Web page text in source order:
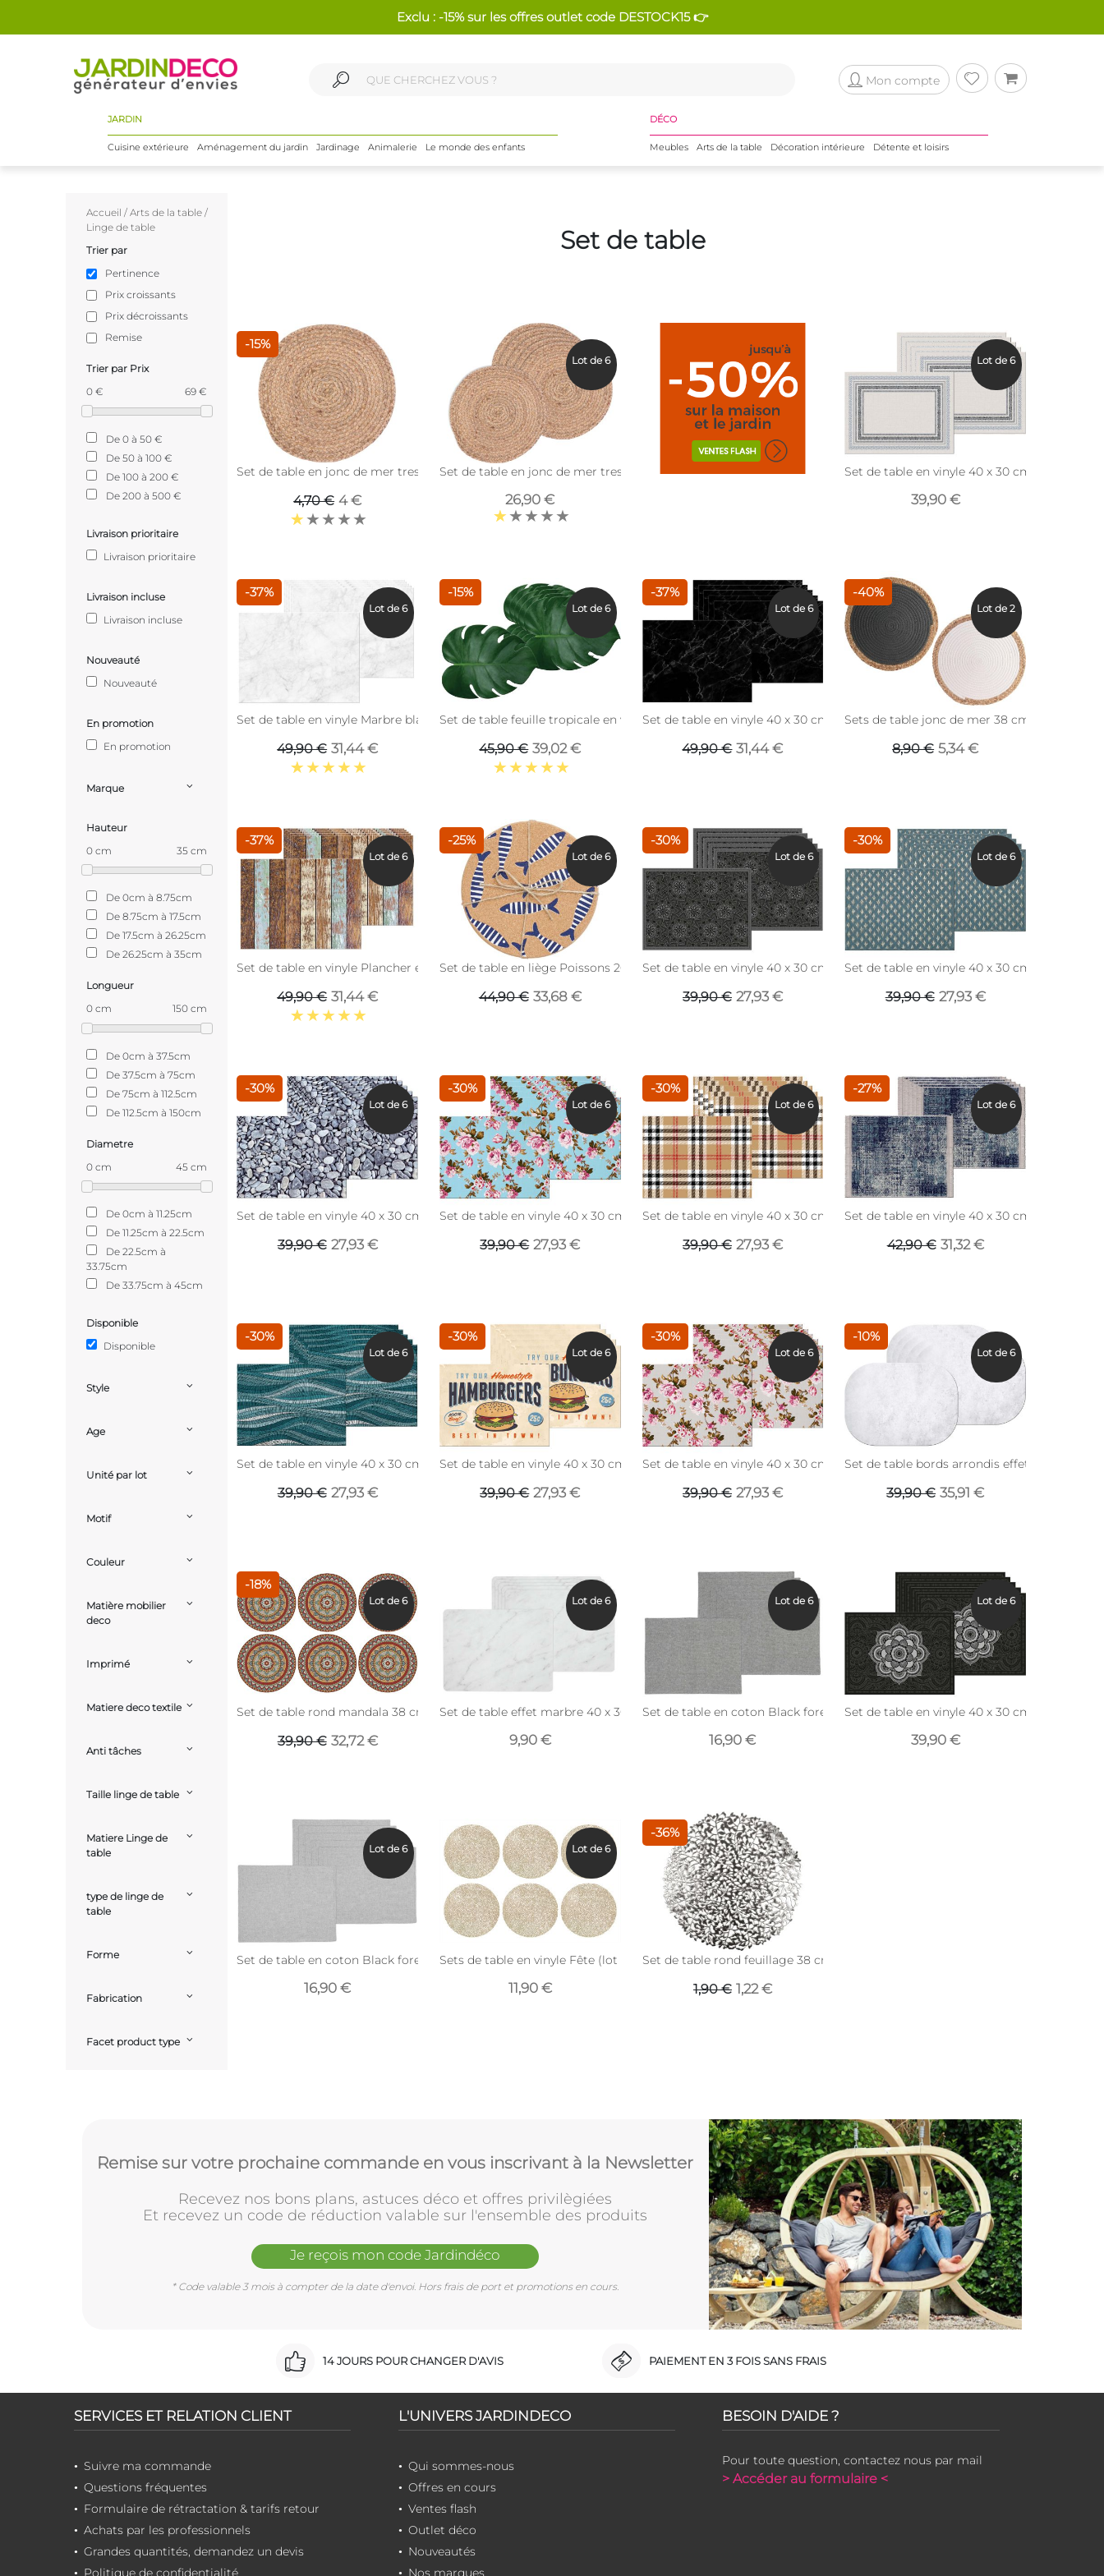
Exclu : -15% sur les offres outlet code DESTOCK15 👉
Mon compte
JARDIN
Cuisine extérieure Aménagement du jardin Jardinage Animalerie Le monde des enfants
DÉCO
Meubles Arts de la table Décoration intérieure Détente et loisirs
Accueil / Arts de la table /
Linge de table
Trier par
Pertinence
Prix croissants
Prix décroissants
Remise
Trier par Prix
0 €
69 €
De 0 à 50 €
De 50 à 100 €
De 100 à 200 €
De 200 à 500 €
Livraison prioritaire
Livraison prioritaire
Livraison incluse
Livraison incluse
Nouveauté
Nouveauté
En promotion
En promotion
Marque
Hauteur
0 cm
35 cm
De 0cm à 8.75cm
De 8.75cm à 17.5cm
De 17.5cm à 26.25cm
De 26.25cm à 35cm
Longueur
0 cm
150 cm
De 0cm à 37.5cm
De 37.5cm à 75cm
De 75cm à 112.5cm
De 112.5cm à 150cm
Diametre
0 cm
45 cm
De 0cm à 11.25cm
De 11.25cm à 22.5cm
De 22.5cm à
33.75cm
De 33.75cm à 45cm
Disponible
Disponible
Style
Age
Unité par lot
Motif
Couleur
Matière mobilier
deco
Imprimé
Matiere deco textile
Anti tâches
Taille linge de table
Matiere Linge de
table
type de linge de
table
Forme
Fabrication
Facet product type
Set de table
-15%
Set de table en jonc de mer tressé (Unitaire)
4,70 € 4 €
Set de table en jonc de mer tressé (Lot de 6)
26,90 €
Lot de 6
Set de table en vinyle 40 x 30 cm (Lot de 6)
39,90 €
Lot de 6
-37%
Set de table en vinyle Marbre blanc (Lot de 6)
49,90 € 31,44 €
Lot de 6
-15%
Set de table feuille tropicale en vinyle 44 x 34 cm (Lot de 6)
45,90 € 39,02 €
Lot de 6
-37%
Set de table en vinyle 40 x 30 cm (Lot de 6) (Marbre noir)
49,90 € 31,44 €
Lot de 6
-40%
Sets de table jonc de mer 38 cm (Lot de 2)
8,90 € 5,34 €
Lot de 2
-37%
Set de table en vinyle Plancher en bois (Lot de 6)
49,90 € 31,44 €
Lot de 6
-25%
Set de table en liège Poissons 20 cm (Lot de 6)
44,90 € 33,68 €
Lot de 6
-30%
Set de table en vinyle 40 x 30 cm (Lot de 6) (Mandala noir)
39,90 € 27,93 €
Lot de 6
-30%
Set de table en vinyle 40 x 30 cm (Lot de 6)
39,90 € 27,93 €
Lot de 6
-30%
Set de table en vinyle 40 x 30 cm (Lot de 6) (Galets)
39,90 € 27,93 €
Lot de 6
-30%
Set de table en vinyle 40 x 30 cm (Lot de 6) (Roses fond bleu)
39,90 € 27,93 €
Lot de 6
-30%
Set de table en vinyle 40 x 30 cm (Lot de 6) (Motif tartan)
39,90 € 27,93 €
Lot de 6
-27%
Set de table en vinyle 40 x 30 cm (Lot de 6)
42,90 € 31,32 €
Lot de 6
-30%
Set de table en vinyle 40 x 30 cm (Lot de 6) (Vagues)
39,90 € 27,93 €
Lot de 6
-30%
Set de table en vinyle 40 x 30 cm (Lot de 6) (Imprimé hamburgers)
39,90 € 27,93 €
Lot de 6
-30%
Set de table en vinyle 40 x 30 cm (Lot de 6) (Roses fond beige)
39,90 € 27,93 €
Lot de 6
-10%
Set de table bords arrondis effet marbre 45
39,90 € 35,91 €
Lot de 6
-18%
Set de table rond mandala 38 cm (Lot de 6) (Coloré)
39,90 € 32,72 €
Lot de 6
Set de table effet marbre 40 x 30 cm
9,90 €
Lot de 6
Set de table en coton Black forest 35 x 45 cm (Lot de 6) (Gris)
16,90 €
Lot de 6
Set de table en vinyle 40 x 30 cm (Lot de 6)
39,90 €
Lot de 6
Set de table en coton Black forest 35 x 45 cm (Lot de 6) (Vert olive)
16,90 €
Lot de 6
Sets de table en vinyle Fête (lot de 6) (Doré 2)
11,90 €
Lot de 6
-36%
Set de table rond feuillage 38 cm (Argenté)
1,90 € 1,22 €
Remise sur votre prochaine commande en vous inscrivant à la Newsletter
Recevez nos bons plans, astuces déco et offres privilègiées
Et recevez un code de réduction valable sur l'ensemble des produits
Je reçois mon code Jardindéco
* Code valable 3 mois à compter de la date d'envoi. Hors frais de port et promotions en cours.
14 JOURS POUR CHANGER D'AVIS PAIEMENT EN 3 FOIS SANS FRAIS
SERVICES ET RELATION CLIENT
Suivre ma commande
Questions fréquentes
Formulaire de rétractation & tarifs retour
Achats par les professionnels
Grandes quantités, demandez un devis
Politique de confidentialité
L'UNIVERS JARDINDECO
Qui sommes-nous
Offres en cours
Ventes flash
Outlet déco
Nouveautés
Nos marques
BESOIN D'AIDE ?
Pour toute question, contactez nous par mail
> Accéder au formulaire <